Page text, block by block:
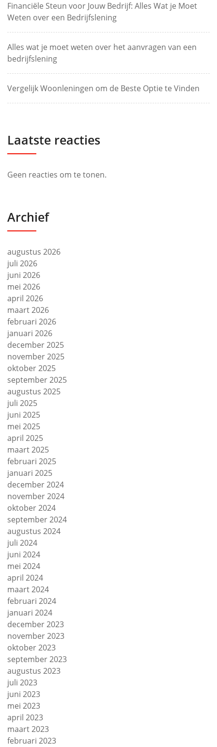
Financiële Steun voor Jouw Bedrijf: Alles Wat je Moet
Weten over een Bedrijfslening
Alles wat je moet weten over het aanvragen van een
bedrijfslening
Vergelijk Woonleningen om de Beste Optie te Vinden
Laatste reacties
Geen reacties om te tonen.
Archief
augustus 2026
juli 2026
juni 2026
mei 2026
april 2026
maart 2026
februari 2026
januari 2026
december 2025
november 2025
oktober 2025
september 2025
augustus 2025
juli 2025
juni 2025
mei 2025
april 2025
maart 2025
februari 2025
januari 2025
december 2024
november 2024
oktober 2024
september 2024
augustus 2024
juli 2024
juni 2024
mei 2024
april 2024
maart 2024
februari 2024
januari 2024
december 2023
november 2023
oktober 2023
september 2023
augustus 2023
juli 2023
juni 2023
mei 2023
april 2023
maart 2023
februari 2023